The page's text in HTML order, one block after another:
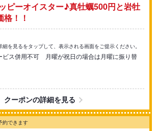
ピーオイスター♪真牡蠣500円と岩牡
！！
細を見るをタップして、表示される画面をご提示ください。
ビス併用不可 月曜が祝日の場合は月曜に振り替
クーポンの詳細を見る
約できます